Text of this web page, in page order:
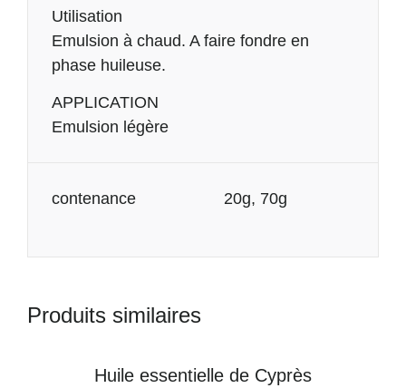
Utilisation
Emulsion à chaud. A faire fondre en
phase huileuse.
APPLICATION
Emulsion légère
Informations
contenance 20g, 70g
Produits similaires
Huile essentielle de Cyprès